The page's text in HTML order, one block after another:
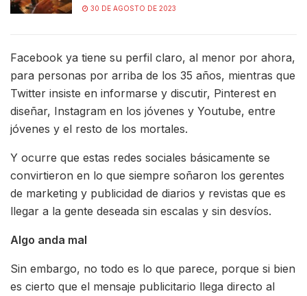
30 DE AGOSTO DE 2023
Facebook ya tiene su perfil claro, al menor por ahora,
para personas por arriba de los 35 años, mientras que
Twitter insiste en informarse y discutir, Pinterest en
diseñar, Instagram en los jóvenes y Youtube, entre
jóvenes y el resto de los mortales.
Y ocurre que estas redes sociales básicamente se
convirtieron en lo que siempre soñaron los gerentes
de marketing y publicidad de diarios y revistas que es
llegar a la gente deseada sin escalas y sin desvíos.
Algo anda mal
Sin embargo, no todo es lo que parece, porque si bien
es cierto que el mensaje publicitario llega directo al